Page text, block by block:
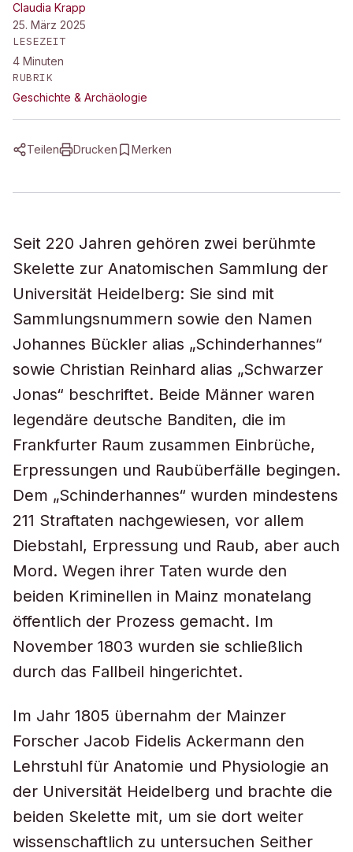
Claudia Krapp
25. März 2025
LESEZEIT
4 Minuten
RUBRIK
Geschichte & Archäologie
Teilen Drucken Merken
Seit 220 Jahren gehören zwei berühmte
Skelette zur Anatomischen Sammlung der
Universität Heidelberg: Sie sind mit
Sammlungsnummern sowie den Namen
Johannes Bückler alias „Schinderhannes“
sowie Christian Reinhard alias „Schwarzer
Jonas“ beschriftet. Beide Männer waren
legendäre deutsche Banditen, die im
Frankfurter Raum zusammen Einbrüche,
Erpressungen und Raubüberfälle begingen.
Dem „Schinderhannes“ wurden mindestens
211 Straftaten nachgewiesen, vor allem
Diebstahl, Erpressung und Raub, aber auch
Mord. Wegen ihrer Taten wurde den
beiden Kriminellen in Mainz monatelang
öffentlich der Prozess gemacht. Im
November 1803 wurden sie schließlich
durch das Fallbeil hingerichtet.
Im Jahr 1805 übernahm der Mainzer
Forscher Jacob Fidelis Ackermann den
Lehrstuhl für Anatomie und Physiologie an
der Universität Heidelberg und brachte die
beiden Skelette mit, um sie dort weiter
wissenschaftlich zu untersuchen Seither